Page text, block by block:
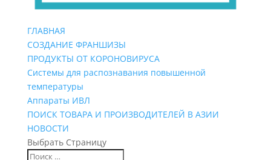
ГЛАВНАЯ
СОЗДАНИЕ ФРАНШИЗЫ
ПРОДУКТЫ ОТ КОРОНОВИРУСА
Системы для распознавания повышенной
температуры
Аппараты ИВЛ
ПОИСК ТОВАРА И ПРОИЗВОДИТЕЛЕЙ В АЗИИ
НОВОСТИ
Выбрать Страницу